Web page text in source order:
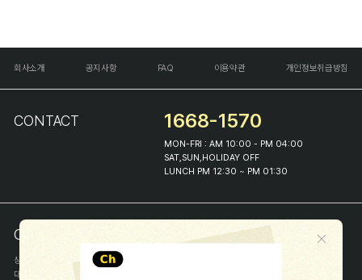
회사소개 공지사항 FAQ 이용약관 개인정보취급방침
CONTACT 1668-1570
MON-FRI : AM 10:00 - PM 04:00
SAT,SUN,HOLIDAY OFF
LUNCH PM 12:30 ~ PM 01:30
COMPANY INFO
상호
(주)해피프린스
대표